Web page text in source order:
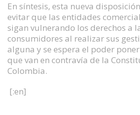
En síntesis, esta nueva
evitar que las entidades
sigan vulnerando los derechos a
consumidores al realizar sus
alguna y se espera el poder
que van en contravía de la
Colombia.
[:en]